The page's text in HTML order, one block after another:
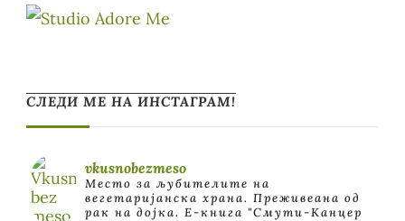
СЛЕДИ МЕ НА ИНСТАГРАМ!
vkusnobezmeso
Место за љубителите на
вегетаријанска храна. Преживеана од
рак на дојка. E-книга "Смути-Канцер